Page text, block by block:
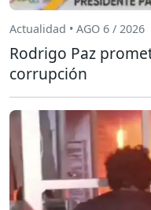
Actualidad • AGO 6 / 2026
Rodrigo Paz
corrupción